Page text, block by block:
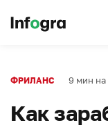
ФРИЛАНС 9 мин на
Как